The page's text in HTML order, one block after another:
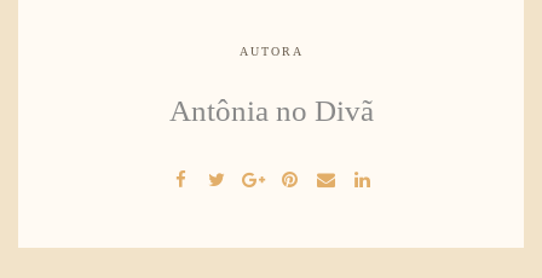
AUTORA
Antônia no Divã